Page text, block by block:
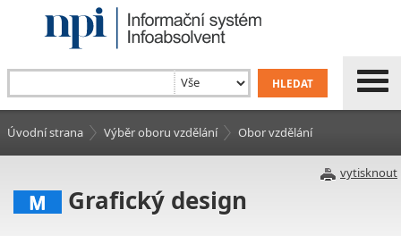
Úvodní strana Výběr oboru vzdělání Obor vzdělání
vytisknout
M Grafický design